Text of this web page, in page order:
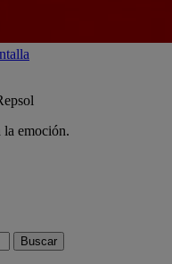
emoción.